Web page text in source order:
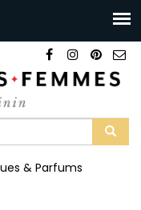
& Parfums